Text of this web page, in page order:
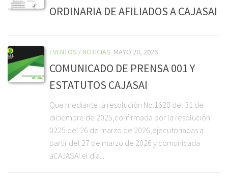
ORDINARIA DE AFILIADOS A CAJASAI
EVENTOS / NOTICIAS MAYO 20, 2026
COMUNICADO DE PRENSA 001 Y
ESTATUTOS CAJASAI
Que mediante la resolución No.1620 del 31 de
diciembre de 2025,confirmada por la resolución
0225 del 26 de marzo de 2026,ejecutoriadas a
partir del 27 de marzo de 2026 y comunicada
aCAJASAI el día...